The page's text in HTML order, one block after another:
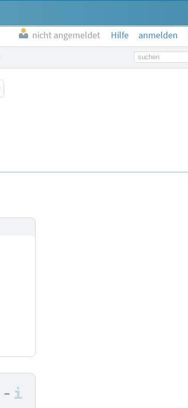
nicht angemeldet Hilfe anmelden
Suchbegriff
–